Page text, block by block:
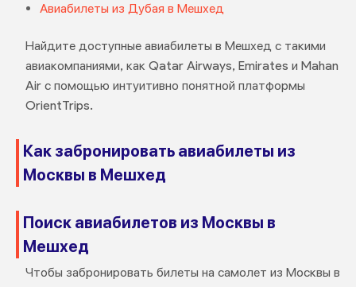
Авиабилеты из Дубая в Мешхед
Найдите доступные авиабилеты в Мешхед с такими
авиакомпаниями, как Qatar Airways, Emirates и Mahan
Air с помощью интуитивно понятной платформы
OrientTrips.
Как забронировать авиабилеты из
Москвы в Мешхед
Поиск авиабилетов из Москвы в
Мешхед
Чтобы забронировать билеты на самолет из Москвы в